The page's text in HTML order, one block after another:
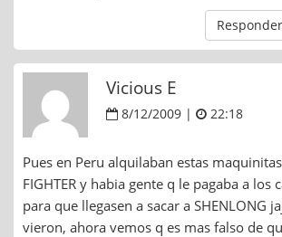
Vicious E
8/12/2009 | 22:18
Pues en Peru alquilaban estas maquinitas
FIGHTER y habia gente q le pagaba a los
para que llegasen a sacar a SHENLONG
vieron, ahora vemos q es mas falso de